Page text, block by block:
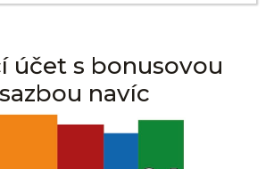
účet s bonusovou
sazbou navíc